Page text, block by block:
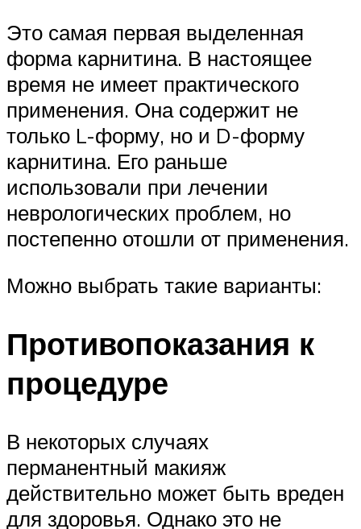
Это самая первая выделенная
форма карнитина. В настоящее
время не имеет практического
применения. Она содержит не
только L-форму, но и D-форму
карнитина. Его раньше
использовали при лечении
неврологических проблем, но
постепенно отошли от применения.
Можно выбрать такие варианты:
Противопоказания к
процедуре
В некоторых случаях
перманентный макияж
действительно может быть вреден
для здоровья. Однако это не